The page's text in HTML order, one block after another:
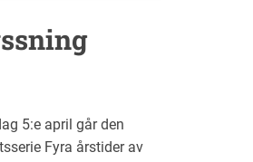
5:e april går den
Fyra årstider av